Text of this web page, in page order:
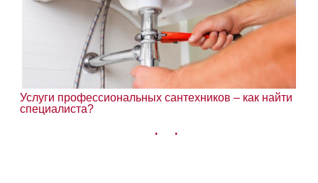
Услуги профессиональных сантехников – как найти
специалиста?